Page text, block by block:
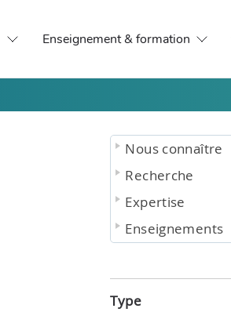
Enseignement & formation
Nous connaître
Recherche
Expertise
Enseignements
Type